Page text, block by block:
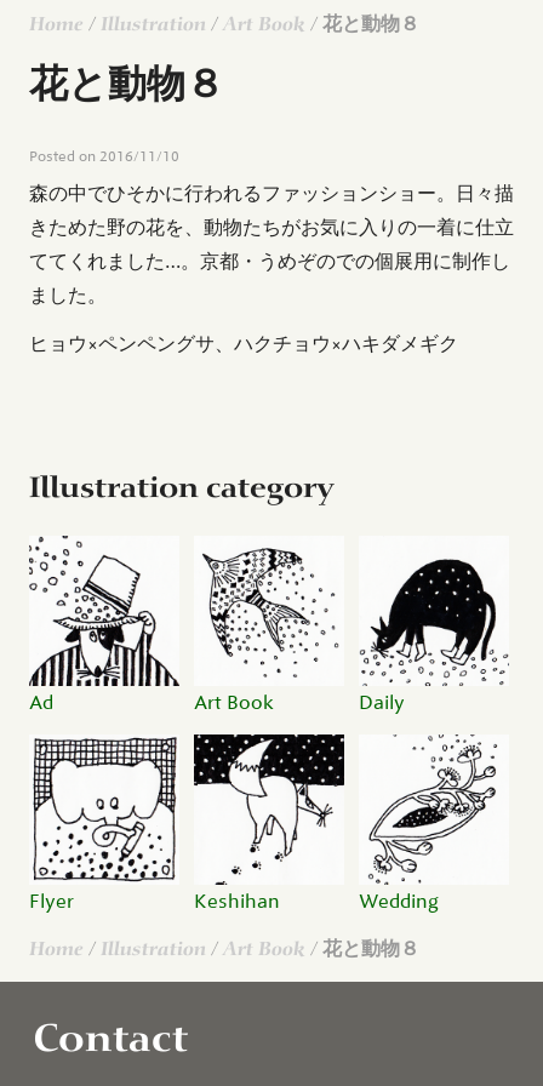
Home / Illustration / Art Book / 花と動物８
花と動物８
Posted on 2016/11/10
森の中でひそかに行われるファッションショー。日々描
きためた野の花を、動物たちがお気に入りの一着に仕立
ててくれました…。京都・うめぞのでの個展用に制作し
ました。
ヒョウ×ペンペングサ、ハクチョウ×ハキダメギク
Illustration category
Ad Art Book Daily
Flyer Keshihan Wedding
Home / Illustration / Art Book / 花と動物８
Contact